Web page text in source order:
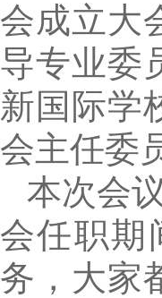
会成立大
导专业委
新国际学
会主任委
本次会
会任职期
务，大家